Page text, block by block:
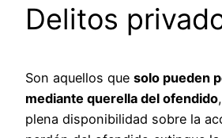
Delitos
Son aquellos que solo pueden
mediante querella del ofendido
plena disponibilidad sobre la